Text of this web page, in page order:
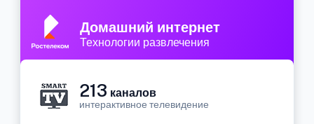
Домашний интернет
Технологии развлечения
213 каналов
интерактивное телевидение